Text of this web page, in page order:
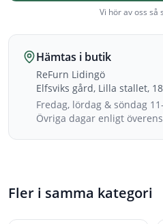
Vi hör av oss så
Hämtas i butik
ReFurn Lidingö
Elfsviks gård, Lilla stallet,
Fredag, lördag & söndag
Övriga dagar enligt
Fler i samma kategori